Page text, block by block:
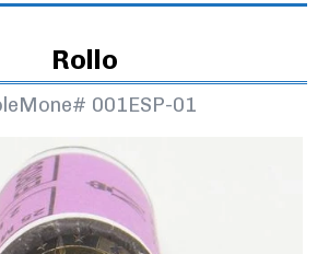
Rollo
001ESP-01